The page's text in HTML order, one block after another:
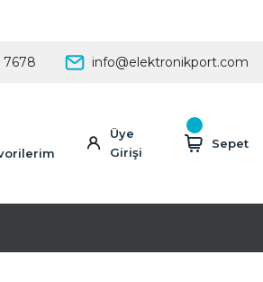
7678 info@elektronikport.com
Üye
Girişi
Sepet